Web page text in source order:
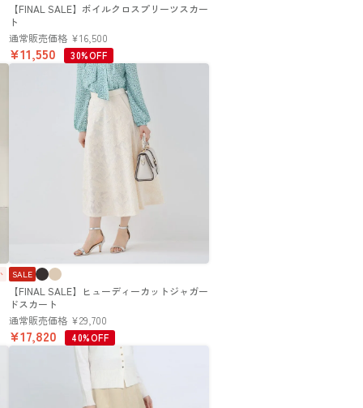
【FINAL SALE】ボイルクロスプリーツスカー
ト
通常販売価格 ¥16,500
¥11,550 30%OFF
【FINAL SALE】ヒューディーカットジャガー
ドスカート
SALE
通常販売価格 ¥29,700
¥17,820 40%OFF